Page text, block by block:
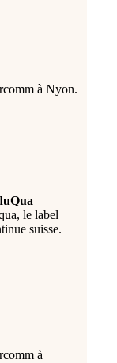
à Nyon.
le label
suisse.
à